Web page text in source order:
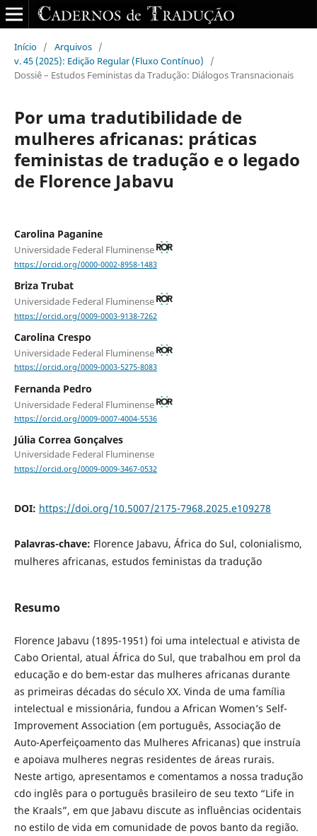
Início / Arquivos /
v. 45 (2025): Edição Regular (Fluxo Contínuo)
/
Dossiê – Estudos Feministas da Tradução: Diálogos Transnacionais
Por uma tradutibilidade de
mulheres africanas: práticas
feministas de tradução e o legado
de Florence Jabavu
Carolina Paganine
Universidade Federal Fluminense
https://orcid.org/0000-0002-8958-1483
Briza Trubat
Universidade Federal Fluminense
https://orcid.org/0009-0003-9138-7262
Carolina Crespo
Universidade Federal Fluminense
https://orcid.org/0009-0003-5275-8083
Fernanda Pedro
Universidade Federal Fluminense
https://orcid.org/0009-0007-4004-5536
Júlia Correa Gonçalves
Universidade Federal Fluminense
https://orcid.org/0009-0009-3467-0532
DOI: https://doi.org/10.5007/2175-7968.2025.e109278
Palavras-chave: Florence Jabavu, África do Sul, colonialismo,
mulheres africanas, estudos feministas da tradução
Resumo
Florence Jabavu (1895-1951) foi uma intelectual e ativista de
Cabo Oriental, atual África do Sul, que trabalhou em prol da
educação e do bem-estar das mulheres africanas durante
as primeiras décadas do século XX. Vinda de uma família
intelectual e missionária, fundou a African Women’s Self-
Improvement Association (em português, Associação de
Auto-Aperfeiçoamento das Mulheres Africanas) que instruía
e apoiava mulheres negras residentes de áreas rurais.
Neste artigo, apresentamos e comentamos a nossa tradução
cdo inglês para o português brasileiro de seu texto “Life in
the Kraals”, em que Jabavu discute as influências ocidentais
no estilo de vida em comunidade de povos banto da região.